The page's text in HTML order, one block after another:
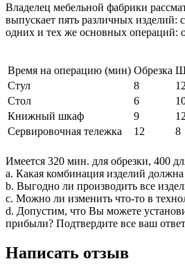
Владелец мебельной фабрики
выпускает пять различных
одних и тех же основных операций:
Время на операцию (мин) Обрезка
Стул
8 12
Стол
6
Книжный шкаф
9 12
Сервировочная тележка
12 8
Имеется 320 мин. для обрезки, 400
a. Какая комбинация изделий
b. Выгодно ли производить все
c. Можно ли изменить что-то в
d. Допустим, что Вы можете
прибыли? Подтвердите все ваш
Написать отзыв